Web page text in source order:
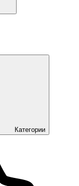
Категории